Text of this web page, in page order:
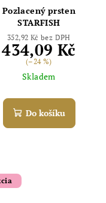
strieborný - US 5
Pozlacený prsten
STARFISH
352,92 Kč bez DPH
434,09 Kč
(–24 %)
Skladem
Do košíku